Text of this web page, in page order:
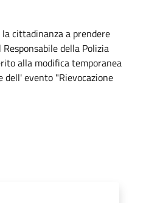
cittadinanza a prendere
della Polizia
alla modifica temporanea
dell' evento "Rievocazione